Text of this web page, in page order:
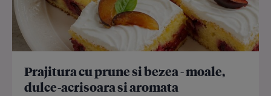
Prajitura cu prune si bezea - moale,
dulce-acrisoara si aromata